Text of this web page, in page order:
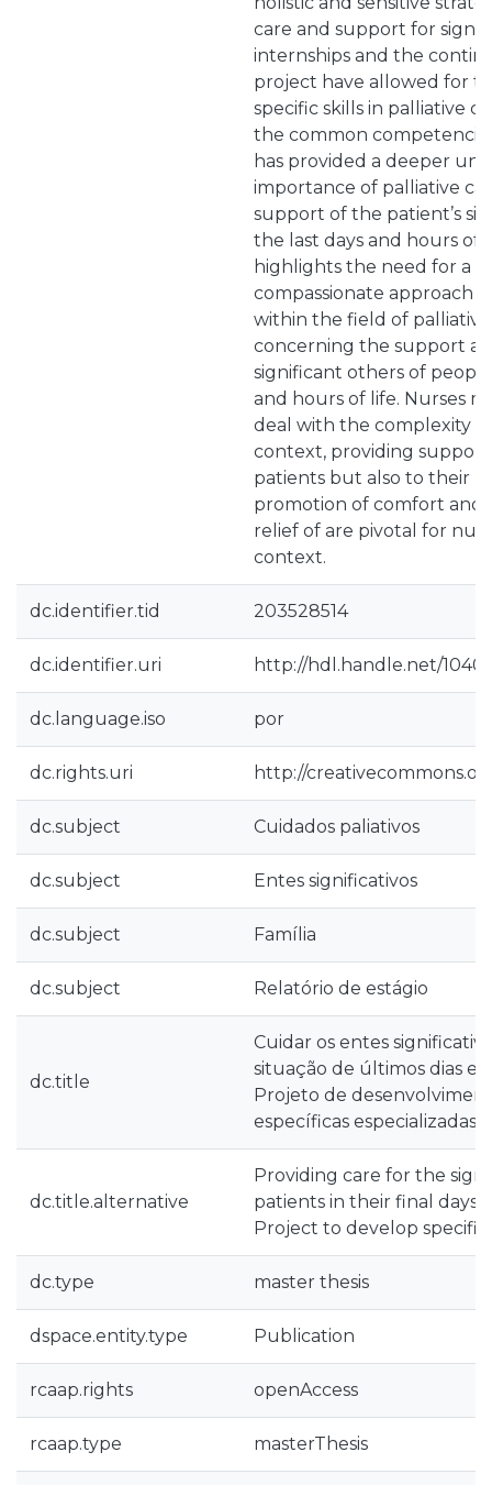
care and support for
internships and the
project have allowed for
specific skills in palliative
the common
has provided a deeper
importance of palliative
support of the patient’s
the last days and hours of
highlights the need for a
compassionate approach
within the field of palliative
concerning the support
significant others of
and hours of life. Nurses
deal with the complexity
context, providing
patients but also to their
promotion of comfort and
relief of are pivotal for
context.
dc.identifier.tid 203528514
dc.identifier.uri http://hdl.handle.net/
dc.language.iso por
dc.rights.uri http://
dc.subject Cuidados paliativos
dc.subject Entes significativos
dc.subject Família
dc.subject Relatório de estágio
dc.title
Cuidar os entes
situação de últimos dias e
Projeto de
específicas especializadas
dc.title.alternative
Providing care for the
patients in their final days
Project to develop specific
dc.type master thesis
dspace.entity.type Publication
rcaap.rights openAccess
rcaap.type masterThesis